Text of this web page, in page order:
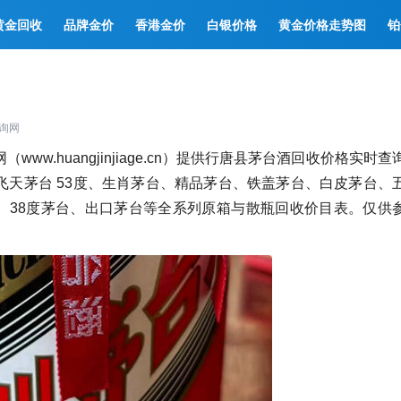
金回收 品牌金价 香港金价 白银价格 黄金价格走势图
网
www.huangjinjiage.cn）提供行唐县茅台酒回收价格实时查
茅台 53度、生肖茅台、精品茅台、铁盖茅台、白皮茅台、
度茅台、出口茅台等全系列原箱与散瓶回收价目表。仅供